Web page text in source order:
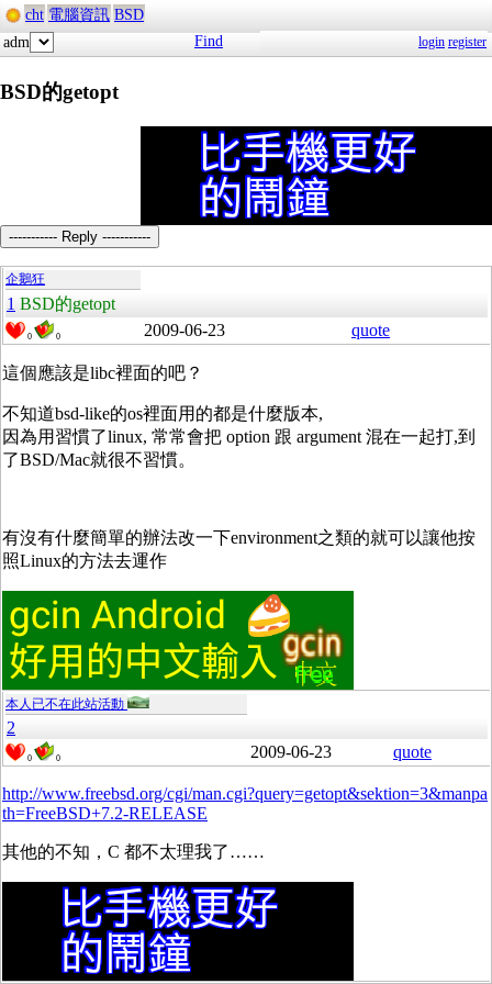
cht 電腦資訊 BSD
adm
Find login register
BSD的getopt
----------- Reply -----------
企鵝狂
1 BSD的getopt
0 0 2009-06-23 quote
這個應該是libc裡面的吧？
不知道bsd-like的os裡面用的都是什麼版本,
因為用習慣了linux, 常常會把 option 跟 argument 混在一起打,到
了BSD/Mac就很不習慣。
有沒有什麼簡單的辦法改一下environment之類的就可以讓他按
照Linux的方法去運作
本人已不在此站活動
2
0 0 2009-06-23 quote
http://www.freebsd.org/cgi/man.cgi?query=getopt&sektion=3&manpa
th=FreeBSD+7.2-RELEASE
其他的不知，C 都不太理我了……